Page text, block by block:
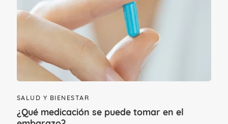
Diferentes etapas en la fase
de dilatación
Como decíamos anteriormente, la
dilatación ocupa gran parte del proceso
total de parto, es el periodo más largo, y
SALUD Y BIENESTAR
¿Qué medicación se puede tomar en el